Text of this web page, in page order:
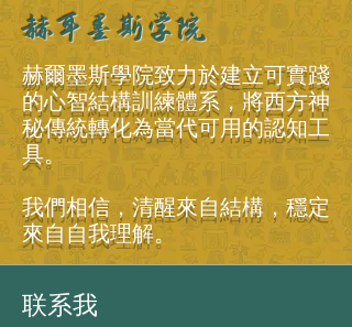
赫耳墨斯学院
赫爾墨斯學院致力於建立可實踐
的心智結構訓練體系，將西方神
秘傳統轉化為當代可用的認知工
具。
我們相信，清醒來自結構，穩定
來自自我理解。
联系我